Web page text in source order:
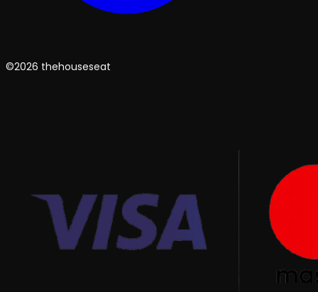
©2026 thehouseseat